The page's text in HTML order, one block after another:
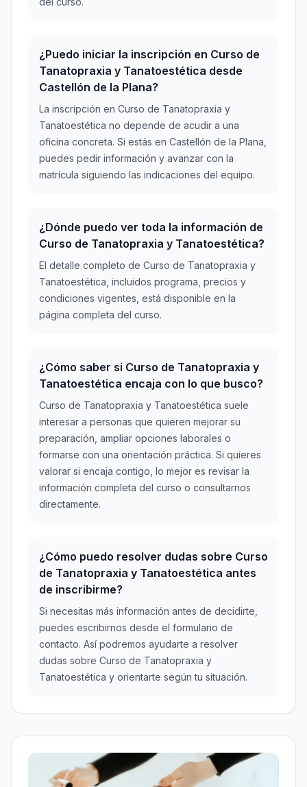
¿Puedo iniciar la inscripción en Curso de
Tanatopraxia y Tanatoestética desde
Castellón de la Plana?
La inscripción en Curso de Tanatopraxia y
Tanatoestética no depende de acudir a una
oficina concreta. Si estás en Castellón de la Plana,
puedes pedir información y avanzar con la
matrícula siguiendo las indicaciones del equipo.
¿Dónde puedo ver toda la información de
Curso de Tanatopraxia y Tanatoestética?
El detalle completo de Curso de Tanatopraxia y
Tanatoestética, incluidos programa, precios y
condiciones vigentes, está disponible en la
página completa del curso.
¿Cómo saber si Curso de Tanatopraxia y
Tanatoestética encaja con lo que busco?
Curso de Tanatopraxia y Tanatoestética suele
interesar a personas que quieren mejorar su
preparación, ampliar opciones laborales o
formarse con una orientación práctica. Si quieres
valorar si encaja contigo, lo mejor es revisar la
información completa del curso o consultarnos
directamente.
¿Cómo puedo resolver dudas sobre Curso
de Tanatopraxia y Tanatoestética antes
de inscribirme?
Si necesitas más información antes de decidirte,
puedes escribirnos desde el formulario de
contacto. Así podremos ayudarte a resolver
dudas sobre Curso de Tanatopraxia y
Tanatoestética y orientarte según tu situación.